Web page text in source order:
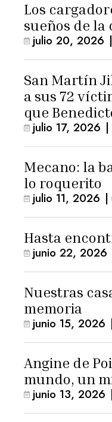
Los
sueños de la
julio 20, 2026 |
San Martín
a sus 72
que
arresto
julio 17, 2026 |
Mecano: la
lo roquerito
julio 11, 2026 |
Hasta
junio 22, 2026
Nuestras
memoria
junio 15, 2026
Angine de
mundo, un
junio 13, 2026